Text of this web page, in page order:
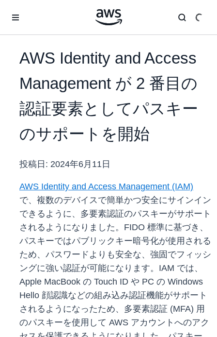
AWS Identity and Access
Management が 2 番目の
認証要素としてパスキー
のサポートを開始
投稿日: 2024年6月11日
AWS Identity and Access Management (IAM)
で、複数のデバイスで簡単かつ安全にサインイン
できるように、多要素認証のパスキーがサポート
されるようになりました。FIDO 標準に基づき、
パスキーではパブリックキー暗号化が使用される
ため、パスワードよりも安全な、強固でフィッシ
ングに強い認証が可能になります。IAM では、
Apple MacBook の Touch ID や PC の Windows
Hello 顔認識などの組み込み認証機能がサポート
されるようになったため、多要素認証 (MFA) 用
のパスキーを使用して AWS アカウントへのアク